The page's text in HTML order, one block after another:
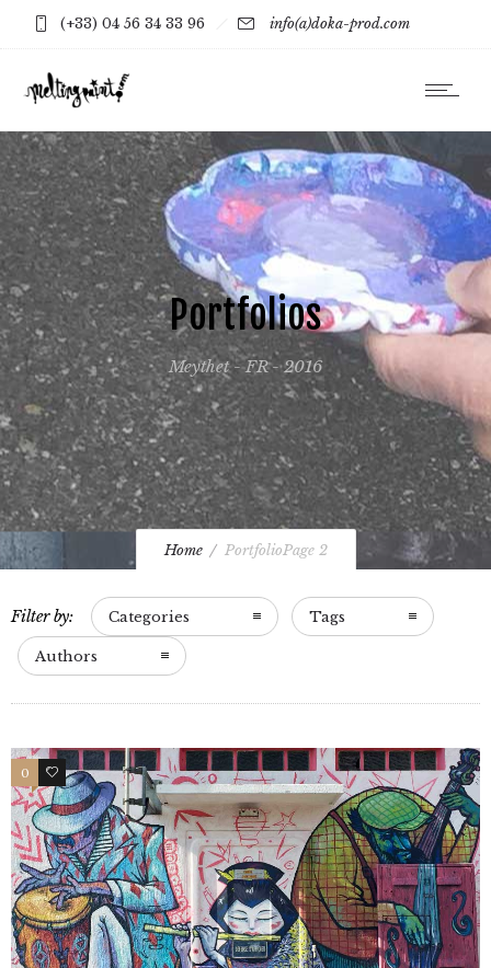
(+33) 04 56 34 33 96 info(a)doka-prod.com
Portfolios
Meythet - FR - 2016
Home PortfolioPage 2
Filter by: Categories Tags
Authors
0 0